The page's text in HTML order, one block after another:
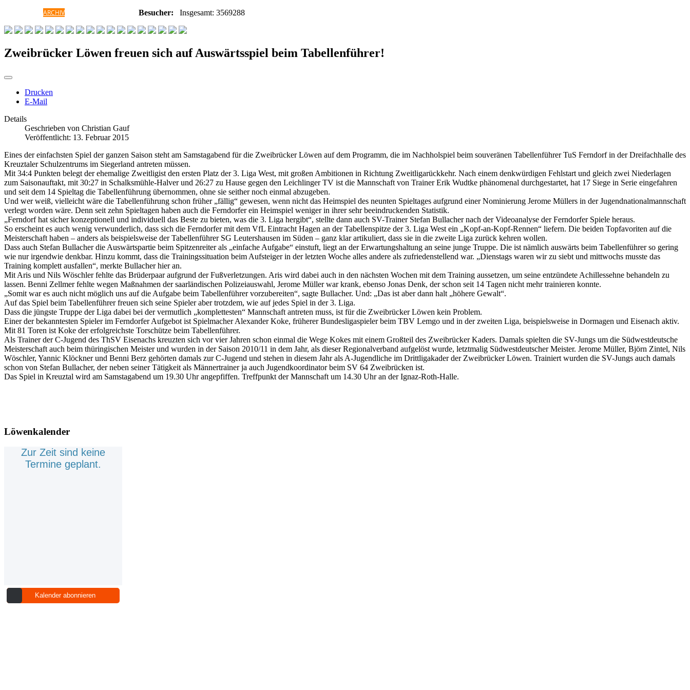
ARCHIV Besucher: Insgesamt: 3569288
Zweibrücker Löwen freuen sich auf Auswärtsspiel beim Tabellenführer!
Drucken
E-Mail
Details
Geschrieben von Christian Gauf
Veröffentlicht: 13. Februar 2015
Eines der einfachsten Spiel der ganzen Saison steht am Samstagabend für die Zweibrücker Löwen auf dem Programm, die im Nachholspiel beim souveränen Tabellenführer TuS Ferndorf in der Dreifachhalle des
Kreuztaler Schulzentrums im Siegerland antreten müssen.
Mit 34:4 Punkten belegt der ehemalige Zweitligist den ersten Platz der 3. Liga West, mit großen Ambitionen in Richtung Zweitligarückkehr. Nach einem denkwürdigen Fehlstart und gleich zwei Niederlagen
zum Saisonauftakt, mit 30:27 in Schalksmühle-Halver und 26:27 zu Hause gegen den Leichlinger TV ist die Mannschaft von Trainer Erik Wudtke phänomenal durchgestartet, hat 17 Siege in Serie eingefahren
und seit dem 14 Spieltag die Tabellenführung übernommen, ohne sie seither noch einmal abzugeben.
Und wer weiß, vielleicht wäre die Tabellenführung schon früher „fällig“ gewesen, wenn nicht das Heimspiel des neunten Spieltages aufgrund einer Nominierung Jerome Müllers in der Jugendnationalmannschaft
verlegt worden wäre. Denn seit zehn Spieltagen haben auch die Ferndorfer ein Heimspiel weniger in ihrer sehr beeindruckenden Statistik.
„Ferndorf hat sicher konzeptionell und individuell das Beste zu bieten, was die 3. Liga hergibt“, stellte dann auch SV-Trainer Stefan Bullacher nach der Videoanalyse der Ferndorfer Spiele heraus.
So erscheint es auch wenig verwunderlich, dass sich die Ferndorfer mit dem VfL Eintracht Hagen an der Tabellenspitze der 3. Liga West ein „Kopf-an-Kopf-Rennen“ liefern. Die beiden Topfavoriten auf die
Meisterschaft haben – anders als beispielsweise der Tabellenführer SG Leutershausen im Süden – ganz klar artikuliert, dass sie in die zweite Liga zurück kehren wollen.
Dass auch Stefan Bullacher die Auswärtspartie beim Spitzenreiter als „einfache Aufgabe“ einstuft, liegt an der Erwartungshaltung an seine junge Truppe. Die ist nämlich auswärts beim Tabellenführer so gering
wie nur irgendwie denkbar. Hinzu kommt, dass die Trainingssituation beim Aufsteiger in der letzten Woche alles andere als zufriedenstellend war. „Dienstags waren wir zu siebt und mittwochs musste das
Training komplett ausfallen“, merkte Bullacher hier an.
Mit Aris und Nils Wöschler fehlte das Brüderpaar aufgrund der Fußverletzungen. Aris wird dabei auch in den nächsten Wochen mit dem Training aussetzen, um seine entzündete Achillessehne behandeln zu
lassen. Benni Zellmer fehlte wegen Maßnahmen der saarländischen Polizeiauswahl, Jerome Müller war krank, ebenso Jonas Denk, der schon seit 14 Tagen nicht mehr trainieren konnte.
„Somit war es auch nicht möglich uns auf die Aufgabe beim Tabellenführer vorzubereiten“, sagte Bullacher. Und: „Das ist aber dann halt „höhere Gewalt“.
Auf das Spiel beim Tabellenführer freuen sich seine Spieler aber trotzdem, wie auf jedes Spiel in der 3. Liga.
Dass die jüngste Truppe der Liga dabei bei der vermutlich „komplettesten“ Mannschaft antreten muss, ist für die Zweibrücker Löwen kein Problem.
Einer der bekanntesten Spieler im Ferndorfer Aufgebot ist Spielmacher Alexander Koke, früherer Bundesligaspieler beim TBV Lemgo und in der zweiten Liga, beispielsweise in Dormagen und Eisenach aktiv.
Mit 81 Toren ist Koke der erfolgreichste Torschütze beim Tabellenführer.
Als Trainer der C-Jugend des ThSV Eisenachs kreuzten sich vor vier Jahren schon einmal die Wege Kokes mit einem Großteil des Zweibrücker Kaders. Damals spielten die SV-Jungs um die Südwestdeutsche
Meisterschaft auch beim thüringischen Meister und wurden in der Saison 2010/11 in dem Jahr, als dieser Regionalverband aufgelöst wurde, letztmalig Südwestdeutscher Meister. Jerome Müller, Björn Zintel, Nils
Wöschler, Yannic Klöckner und Benni Berz gehörten damals zur C-Jugend und stehen in diesem Jahr als A-Jugendliche im Drittligakader der Zweibrücker Löwen. Trainiert wurden die SV-Jungs auch damals
schon von Stefan Bullacher, der neben seiner Tätigkeit als Männertrainer ja auch Jugendkoordinator beim SV 64 Zweibrücken ist.
Das Spiel in Kreuztal wird am Samstagabend um 19.30 Uhr angepfiffen. Treffpunkt der Mannschaft um 14.30 Uhr an der Ignaz-Roth-Halle.
Löwenkalender